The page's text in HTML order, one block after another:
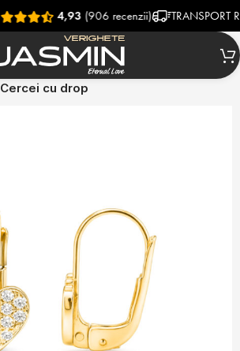
4,93(906 recenzii) TRANSPORT
Cercei cu drop